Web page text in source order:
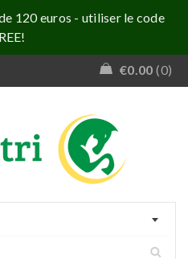
120 euros - utiliser le code
€0.00 0